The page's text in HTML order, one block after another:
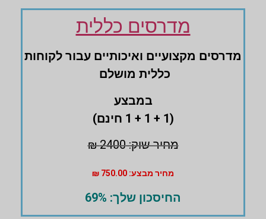
מדרסים כללית
מדרסים ‏מקצועיים ‏ואיכותיים עבור לקוחות
‏כללית מושלם
במבצע
(1 + 1 + 1 חינם)
מחיר שוק: 2400 ₪
מחיר מבצע: 750.00 ₪
החיסכון שלך: 69%